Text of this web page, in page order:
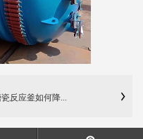
反应釜如何降...